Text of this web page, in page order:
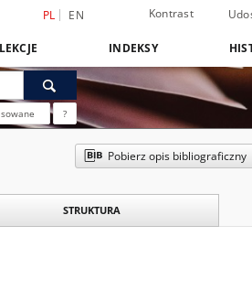
PL EN Kontrast
INDEKSY
?
Pobierz opis bibliograficzny
STRUKTURA